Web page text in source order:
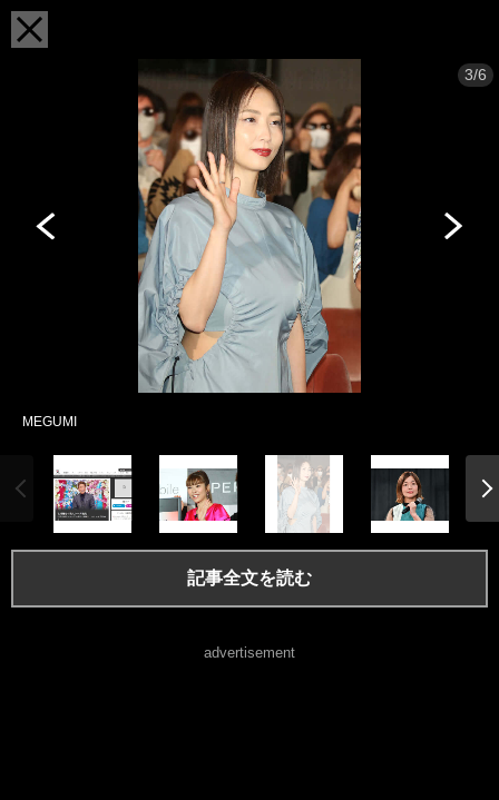
3/6
MEGUMI
記事全文を読む
advertisement